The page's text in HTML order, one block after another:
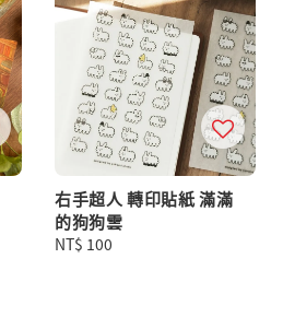
右手超人 轉印貼紙 滿滿
的狗狗雲
Regular
NT$ 100